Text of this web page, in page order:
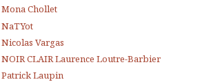
Mona Chollet
NaTYot
Nicolas Vargas
NOIR CLAIR Laurence Loutre-Barbier
Patrick Laupin